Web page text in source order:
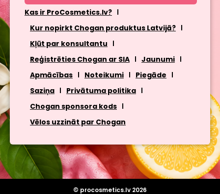
Kas ir ProCosmetics.lv?
Kur nopirkt Chogan produktus Latvijā?
Kļūt par konsultantu
Reģistrēties Chogan ar SIA
Jaunumi
Apmācības
Noteikumi
Piegāde
Saziņa
Privātuma politika
Chogan sponsora kods
Vēlos uzzināt par Chogan
© procosmetics.lv 2026